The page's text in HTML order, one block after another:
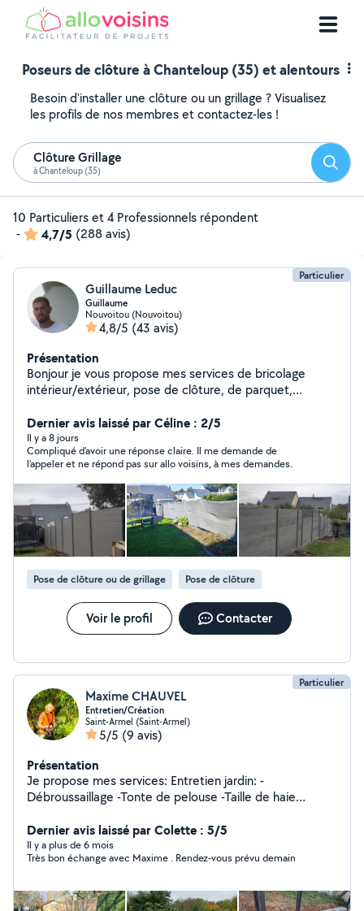
Poseurs de clôture à Chanteloup (35) et alentours
Besoin d'installer une clôture ou un grillage ? Visualisez
les profils de nos membres et contactez-les !
Clôture Grillage
à Chanteloup (35)
10 Particuliers et 4 Professionnels répondent
-
4,7/5 (288 avis)
Particulier
Guillaume Leduc
Guillaume
Nouvoitou (Nouvoitou)
4,8/5 (43 avis)
Présentation
Bonjour je vous propose mes services de bricolage
intérieur/extérieur, pose de clôture, de parquet,
dans le bâtiment depuis 15ans. N'hésitez pas si vous
avez plus de questions A bientôt
Dernier avis laissé par Céline : 2/5
Il y a 8 jours
Compliqué d’avoir une réponse claire. Il me demande de
l’appeler et ne répond pas sur allo voisins, à mes demandes.
Pose de clôture ou de grillage Pose de clôture
Voir le profil Contacter
Particulier
Maxime CHAUVEL
Entretien/Création
Saint-Armel (Saint-Armel)
5/5 (9 avis)
Présentation
Je propose mes services: Entretien jardin: -
Débroussaillage -Tonte de pelouse -Taille de haie
Clôture -Dallage -Gazon -Plantation -Terrasse -
Terrassement -Agencement extérieur -Petit travaux de
démolition -Transport N'hésitez pas a me contacter
Dernier avis laissé par Colette : 5/5
Il y a plus de 6 mois
Très bon échange avec Maxime . Rendez-vous prévu demain